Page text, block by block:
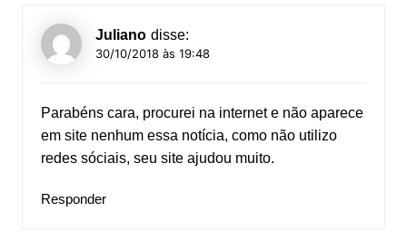
Juliano disse:
30/10/2018 às 19:48
Parabéns cara, procurei na internet e não aparece
em site nenhum essa notícia, como não utilizo
redes sóciais, seu site ajudou muito.
Responder